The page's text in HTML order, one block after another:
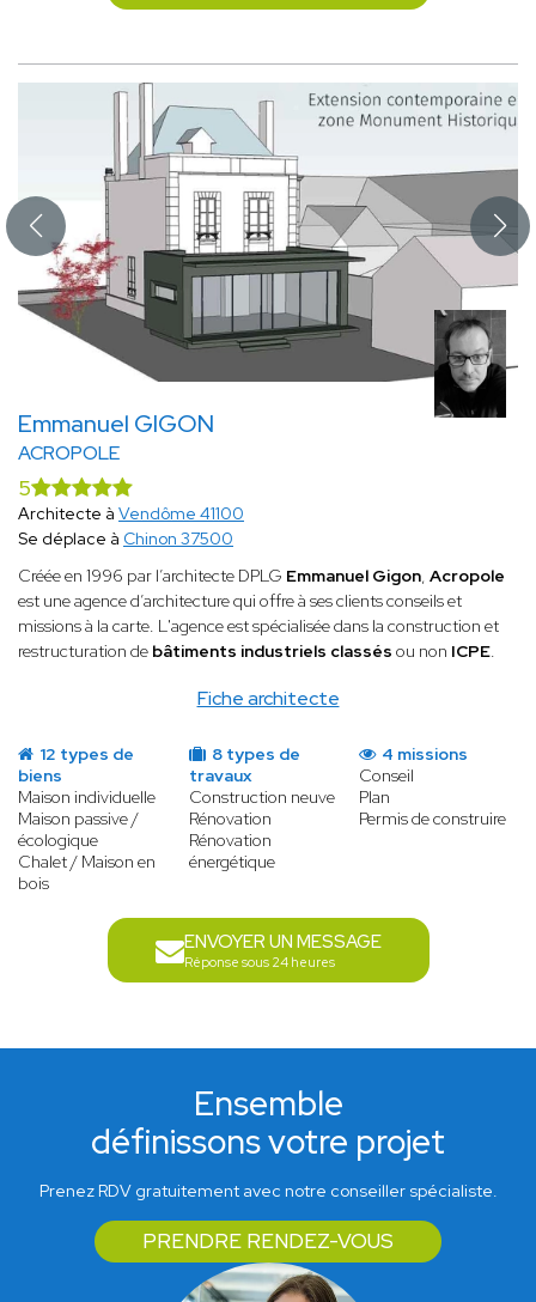
Emmanuel GIGON
ACROPOLE
Fiche architecte
5
Architecte à Vendôme 41100
Se déplace à Chinon 37500
Créée en 1996 par l’architecte DPLG Emmanuel Gigon, Acropole
est une agence d’architecture qui offre à ses clients conseils et
missions à la carte. L'agence est spécialisée dans la construction et
restructuration de bâtiments industriels classés ou non ICPE.
12 types de
biens
Maison individuelle
Maison passive /
écologique
Chalet / Maison en
bois
8 types de
travaux
Construction neuve
Rénovation
Rénovation
énergétique
4 missions
Conseil
Plan
Permis de construire
ENVOYER UN MESSAGE
Réponse sous 24 heures
Ensemble
définissons votre projet
Prenez RDV gratuitement avec notre conseiller spécialiste.
PRENDRE RENDEZ-VOUS